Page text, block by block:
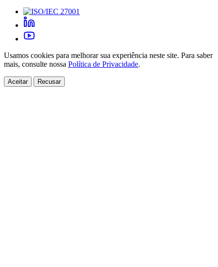
Usamos cookies para melhorar sua experiência neste site. Para saber
mais, consulte nossa Política de Privacidade.
Aceitar Recusar